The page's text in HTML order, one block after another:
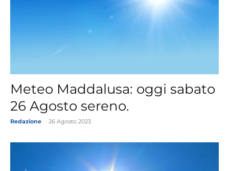
Meteo Maddalusa: oggi sabato
26 Agosto sereno.
Redazione 26 Agosto 2023